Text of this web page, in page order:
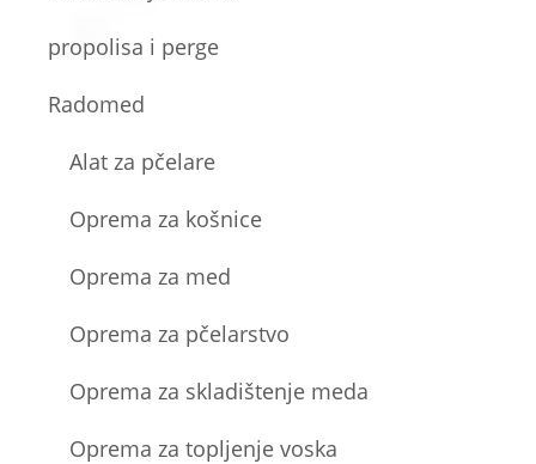
propolisa i perge
Radomed
Alat za pčelare
Oprema za košnice
Oprema za med
Oprema za pčelarstvo
Oprema za skladištenje meda
Oprema za topljenje voska